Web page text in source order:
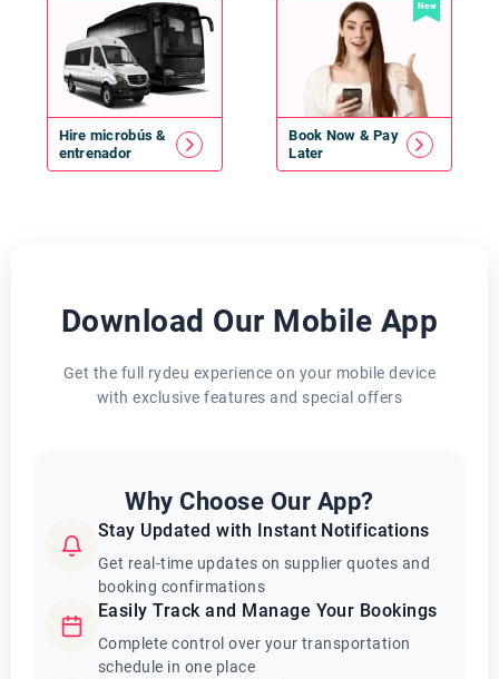
Hire microbús &
entrenador
New
Book Now & Pay
Later
Download Our Mobile App
Get the full rydeu experience on your mobile device
with exclusive features and special offers
Why Choose Our App?
Stay Updated with Instant Notifications
Get real-time updates on supplier quotes and
booking confirmations
Easily Track and Manage Your Bookings
Complete control over your transportation
schedule in one place